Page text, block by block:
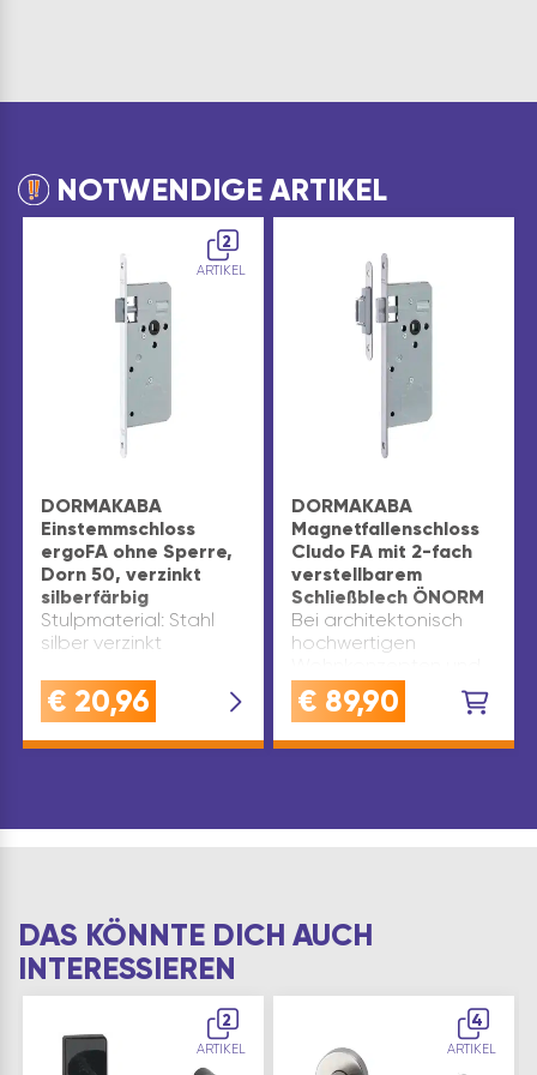
NOTWENDIGE ARTIKEL
2
ARTIKEL
DORMAKABA
Einstemmschloss
ergoFA ohne Sperre,
Dorn 50, verzinkt
silberfärbig
Stulpmaterial: Stahl
silber verzinkt
€ 20,96
DORMAKABA
Magnetfallenschloss
Cludo FA mit 2-fach
verstellbarem
Schließblech ÖNORM
Bei architektonisch
hochwertigen
bei stumpfen
Innentüren ist eine
Magnetfallenschloss
€ 89,90
DAS KÖNNTE DICH AUCH
INTERESSIEREN
2
ARTIKEL
4
ARTIKEL